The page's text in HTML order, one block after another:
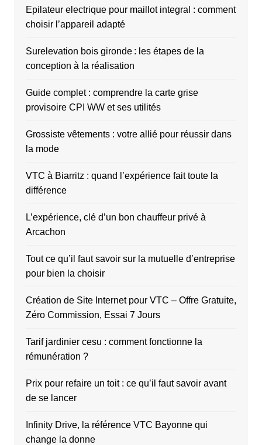
Epilateur electrique pour maillot integral : comment
choisir l’appareil adapté
Surelevation bois gironde : les étapes de la
conception à la réalisation
Guide complet : comprendre la carte grise
provisoire CPI WW et ses utilités
Grossiste vêtements : votre allié pour réussir dans
la mode
VTC à Biarritz : quand l’expérience fait toute la
différence
L’expérience, clé d’un bon chauffeur privé à
Arcachon
Tout ce qu’il faut savoir sur la mutuelle d’entreprise
pour bien la choisir
Création de Site Internet pour VTC – Offre Gratuite,
Zéro Commission, Essai 7 Jours
Tarif jardinier cesu : comment fonctionne la
rémunération ?
Prix pour refaire un toit : ce qu’il faut savoir avant
de se lancer
Infinity Drive, la référence VTC Bayonne qui
change la donne